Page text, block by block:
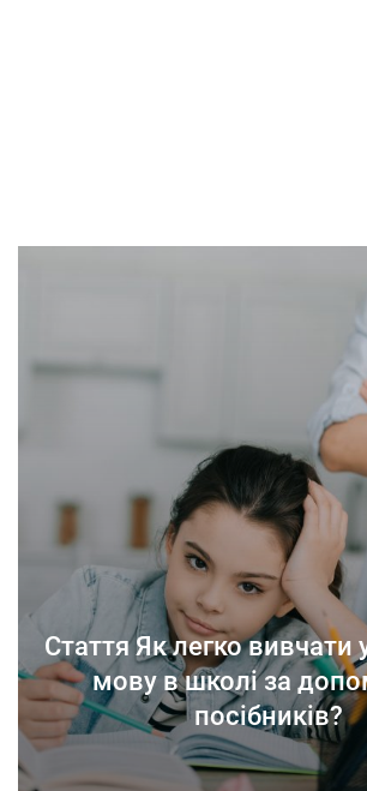
Стаття Як легко вивчати
мову в школі за
посібників?